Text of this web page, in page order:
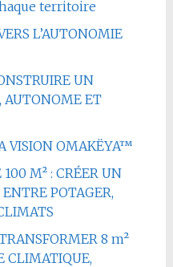
territoire
L’AUTONOMIE
UN
AUTONOME ET
VISION OMAKËYA™
M² : CRÉER UN
POTAGER,
8 m²
CLIMATIQUE,